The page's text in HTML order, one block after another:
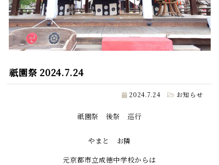
祇園祭 2024.7.24
2024.7.24 お知らせ
祇園祭 後祭 巡行
やまと お隣
元京都市立成徳中学校からは